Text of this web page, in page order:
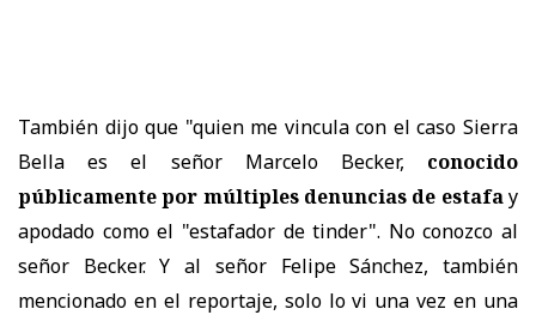
También dijo que "quien me vincula con el caso Sierra
Bella es el señor Marcelo Becker, conocido
públicamente por múltiples denuncias de estafay
apodado como el "estafador de tinder". No conozco al
señor Becker. Y al señor Felipe Sánchez, también
mencionado en el reportaje, solo lo vi una vez en una